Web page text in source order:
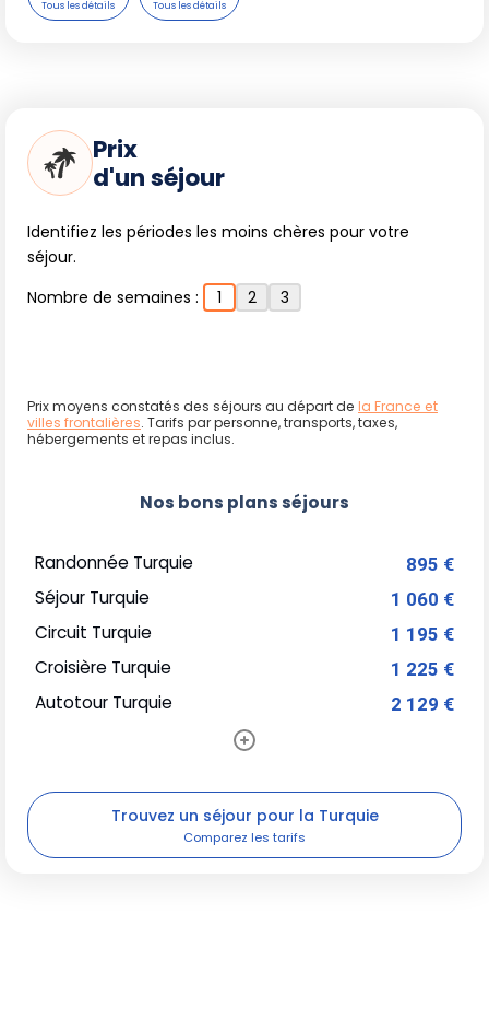
Prix
d'un séjour
Identifiez les périodes les moins chères pour votre
séjour.
Nombre de semaines :
1 2 3
Prix moyens constatés des séjours au départ de la France et
villes frontalières. Tarifs par personne, transports, taxes,
hébergements et repas inclus.
Nos bons plans séjours
Randonnée Turquie 895 €
Séjour Turquie 1 060 €
Circuit Turquie 1 195 €
Croisière Turquie 1 225 €
Autotour Turquie 2 129 €
Trouvez un séjour pour la Turquie